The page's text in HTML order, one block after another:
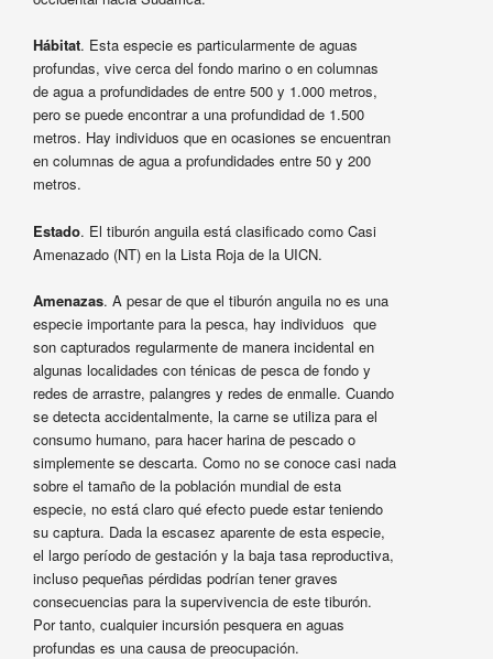
Hábitat. Esta especie es particularmente de aguas
profundas, vive cerca del fondo marino o en columnas
de agua a profundidades de entre 500 y 1.000 metros,
pero se puede encontrar a una profundidad de 1.500
metros. Hay individuos que en ocasiones se encuentran
en columnas de agua a profundidades entre 50 y 200
metros.
Estado. El tiburón anguila está clasificado como Casi
Amenazado (NT) en la Lista Roja de la UICN.
Amenazas. A pesar de que el tiburón anguila no es una
especie importante para la pesca, hay individuos que
son capturados regularmente de manera incidental en
algunas localidades con ténicas de pesca de fondo y
redes de arrastre, palangres y redes de enmalle. Cuando
se detecta accidentalmente, la carne se utiliza para el
consumo humano, para hacer harina de pescado o
simplemente se descarta. Como no se conoce casi nada
sobre el tamaño de la población mundial de esta
especie, no está claro qué efecto puede estar teniendo
su captura. Dada la escasez aparente de esta especie,
el largo período de gestación y la baja tasa reproductiva,
incluso pequeñas pérdidas podrían tener graves
consecuencias para la supervivencia de este tiburón.
Por tanto, cualquier incursión pesquera en aguas
profundas es una causa de preocupación.